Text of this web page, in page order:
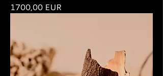
Ár
1700,00 EUR